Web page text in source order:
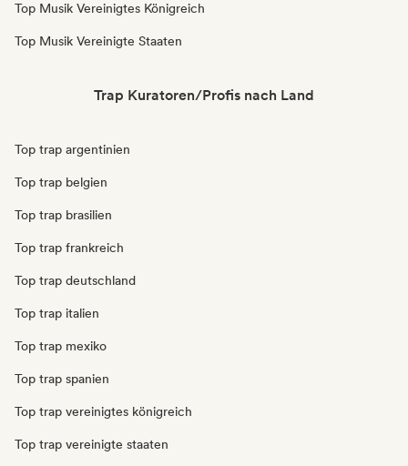
Top Musik Vereinigtes Königreich
Top Musik Vereinigte Staaten
Trap Kuratoren/Profis nach Land
Top trap argentinien
Top trap belgien
Top trap brasilien
Top trap frankreich
Top trap deutschland
Top trap italien
Top trap mexiko
Top trap spanien
Top trap vereinigtes königreich
Top trap vereinigte staaten